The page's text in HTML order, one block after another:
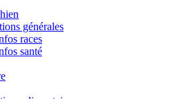
générales
races
santé